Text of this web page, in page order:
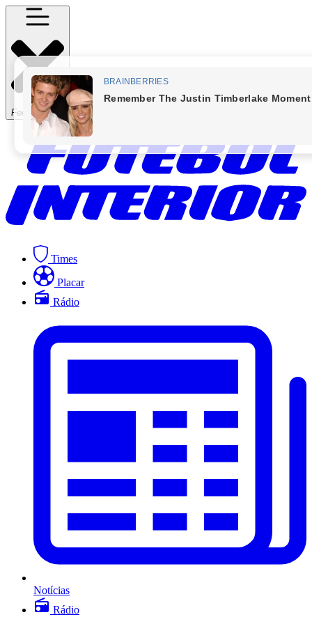
Fechar Menu
Times
Placar
Rádio
Notícias
Rádio